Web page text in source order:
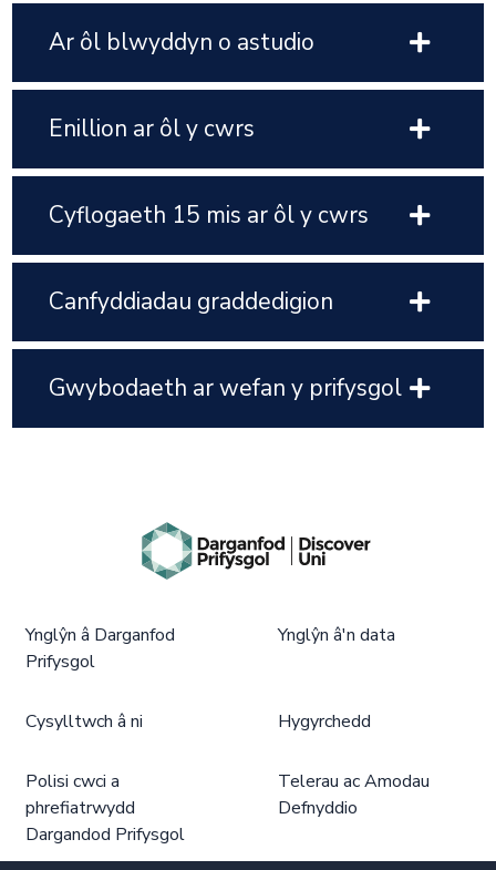
Ar ôl blwyddyn o astudio
Enillion ar ôl y cwrs
Cyflogaeth 15 mis ar ôl y cwrs
Canfyddiadau graddedigion
Gwybodaeth ar wefan y prifysgol
Ynglŷn â Darganfod
Prifysgol
Ynglŷn â'n data
Cysylltwch â ni Hygyrchedd
Polisi cwci a
phrefiatrwydd
Dargandod Prifysgol
Telerau ac Amodau
Defnyddio